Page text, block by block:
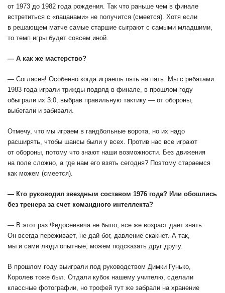
от 1973 до 1982 года рождения. Так что раньше чем в финале
встретиться с «пацанами» не получится (смеется). Хотя если
в решающем матче самые старшие сыграют с самыми младшими,
то темп игры будет совсем иной.
— А как же мастерство?
— Согласен! Особенно когда играешь пять на пять. Мы с ребятами
1983 года играли трижды подряд в финале, в прошлом году
обыграли их 3:0, выбрав правильную тактику — от обороны,
выбегали и забивали.
Отмечу, что мы играем в гандбольные ворота, но их надо
расширять, чтобы шансы были у всех. Против нас все играют
от обороны, потому что знают наши возможности. Без движения
на поле сложно, а где нам его взять сегодня? Поэтому стараемся
как можем (смеется).
— Кто руководил звездным составом 1976 года? Или обошлись
без тренера за счет командного интеллекта?
— В этот раз Федосеевича не было, все же возраст дает знать.
Он всегда переживает, не дай бог, давление скакнет. А так,
мы и сами люди опытные, можем подсказать друг другу.
В прошлом году выиграли под руководством Димки Гунько,
Королев тоже был. Отдали кубок нашему учителю, сделали
классные фотографии, но трофей тут же забрали на хранение